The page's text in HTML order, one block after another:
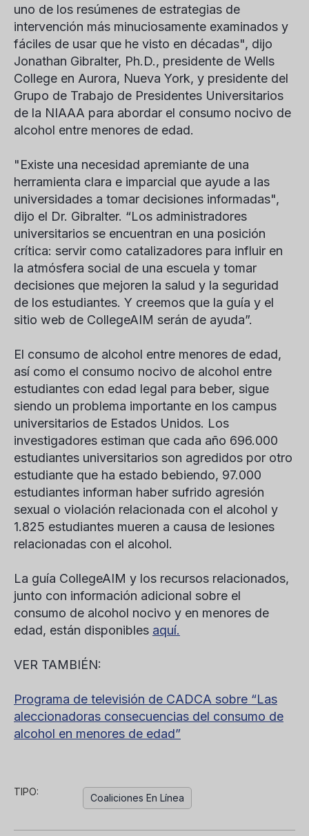
uno de los resúmenes de estrategias de
intervención más minuciosamente examinados y
fáciles de usar que he visto en décadas", dijo
Jonathan Gibralter, Ph.D., presidente de Wells
College en Aurora, Nueva York, y presidente del
Grupo de Trabajo de Presidentes Universitarios
de la NIAAA para abordar el consumo nocivo de
alcohol entre menores de edad.
"Existe una necesidad apremiante de una
herramienta clara e imparcial que ayude a las
universidades a tomar decisiones informadas",
dijo el Dr. Gibralter. “Los administradores
universitarios se encuentran en una posición
crítica: servir como catalizadores para influir en
la atmósfera social de una escuela y tomar
decisiones que mejoren la salud y la seguridad
de los estudiantes. Y creemos que la guía y el
sitio web de CollegeAIM serán de ayuda”.
El consumo de alcohol entre menores de edad,
así como el consumo nocivo de alcohol entre
estudiantes con edad legal para beber, sigue
siendo un problema importante en los campus
universitarios de Estados Unidos. Los
investigadores estiman que cada año 696.000
estudiantes universitarios son agredidos por otro
estudiante que ha estado bebiendo, 97.000
estudiantes informan haber sufrido agresión
sexual o violación relacionada con el alcohol y
1.825 estudiantes mueren a causa de lesiones
relacionadas con el alcohol.
La guía CollegeAIM y los recursos relacionados,
junto con información adicional sobre el
consumo de alcohol nocivo y en menores de
edad, están disponibles aquí.
VER TAMBIÉN:
Programa de televisión de CADCA sobre “Las
aleccionadoras consecuencias del consumo de
alcohol en menores de edad”
TIPO:
Coaliciones En Línea